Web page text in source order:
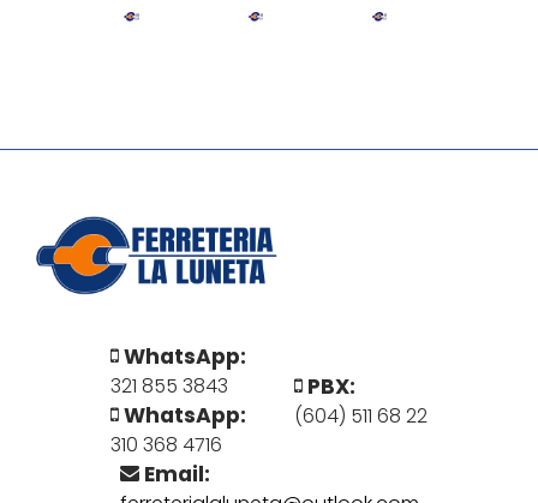
WhatsApp:
321 855 3843
WhatsApp:
310 368 4716
PBX:
(604) 511 68 22
Email: